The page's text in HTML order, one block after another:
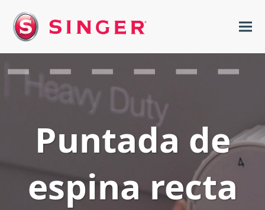
Puntada de
espina recta